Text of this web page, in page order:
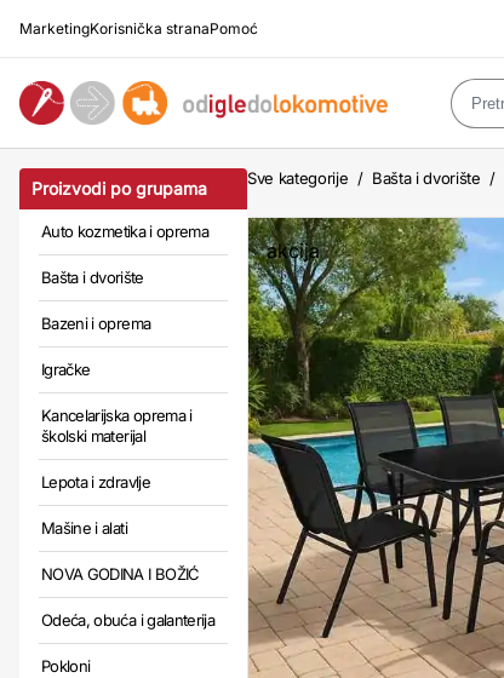
MarketingKorisnička stranaPomoć
Proizvodi po grupama
Auto kozmetika i oprema
Bašta i dvorište
Bazeni i oprema
Igračke
Kancelarijska oprema i
školski materijal
Lepota i zdravlje
Mašine i alati
NOVA GODINA I BOŽIĆ
Odeća, obuća i galanterija
Pokloni
Sve kategorije / Bašta i dvorište /
akcija